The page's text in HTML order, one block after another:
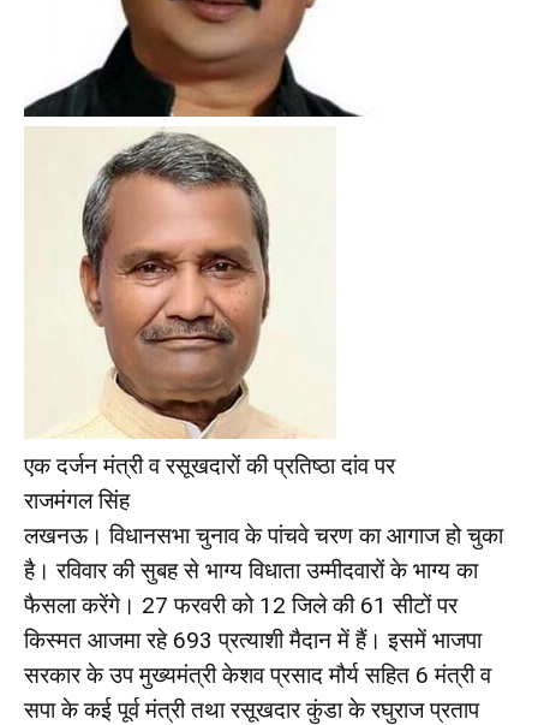
एक दर्जन मंत्री व रसूखदारों की प्रतिष्ठा दांव पर
राजमंगल सिंह
लखनऊ। विधानसभा चुनाव के पांचवे चरण का आगाज हो चुका
है। रविवार की सुबह से भाग्य विधाता उम्मीदवारों के भाग्य का
फैसला करेंगे। 27 फरवरी को 12 जिले की 61 सीटों पर
किस्मत आजमा रहे 693 प्रत्याशी मैदान में हैं। इसमें भाजपा
सरकार के उप मुख्यमंत्री केशव प्रसाद मौर्य सहित 6 मंत्री व
सपा के कई पूर्व मंत्री तथा रसूखदार कुंडा के रघुराज प्रताप